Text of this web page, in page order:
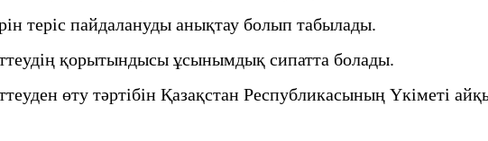
теріс пайдалануды анықтау болып табылады.
қорытындысы ұсынымдық сипатта болады.
өту тәртібін Қазақстан Республикасының Үкіметі